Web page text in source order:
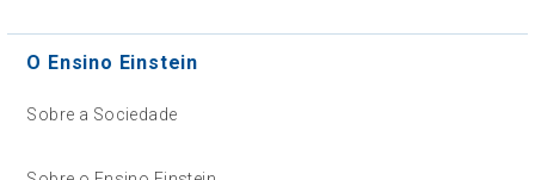
O Ensino Einstein
Sobre a Sociedade